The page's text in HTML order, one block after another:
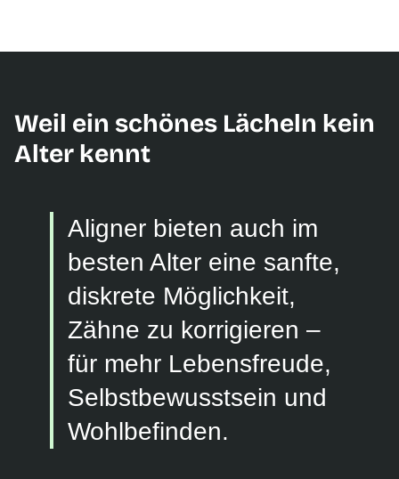
Weil ein schönes Lächeln kein
Alter kennt
Aligner bieten auch im
besten Alter eine sanfte,
diskrete Möglichkeit,
Zähne zu korrigieren –
für mehr Lebensfreude,
Selbstbewusstsein und
Wohlbefinden.